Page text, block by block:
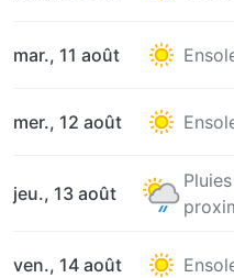
mar., 11 août
mer., 12 août
jeu., 13 août
ven., 14 août